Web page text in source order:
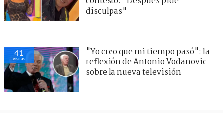
disculpas"
41
visitas
"Yo creo que mi tiempo pasó": la
reflexión de Antonio Vodanovic
sobre la nueva televisión